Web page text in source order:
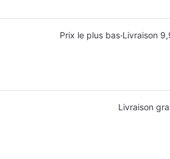
Prix le plus bas·Livraison
Livraison